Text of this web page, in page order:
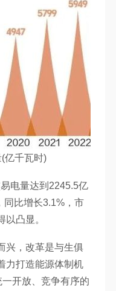
亿千瓦时)
电量达到2245.5亿
同比增长3.1%，市
凸显。
兴，改革是与生俱
力打造能源体制机
一开放、竞争有序的